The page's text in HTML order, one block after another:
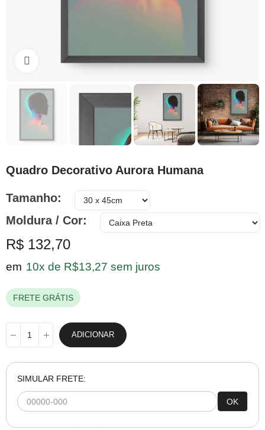
Clique para ampliar
Quadro Decorativo Aurora Humana
Tamanho
Moldura / Cor
R$ 132,70
em 10x de R$13,27 sem juros
FRETE GRÁTIS
ADICIONAR
SIMULAR FRETE:
OK